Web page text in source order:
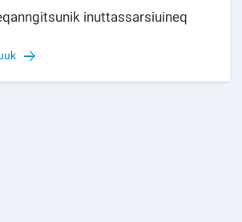
inuttassarsiuineq